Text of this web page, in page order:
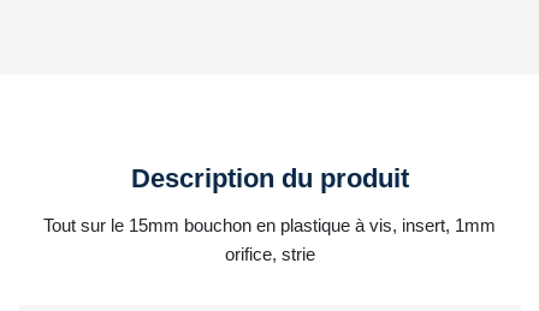
Description du produit
Tout sur le 15mm bouchon en plastique à vis, insert, 1mm
orifice, strie